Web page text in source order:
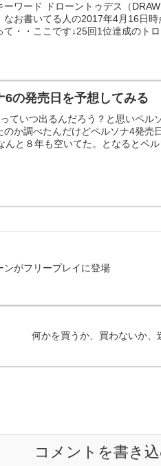
ーワード ドローントゥデス（
なお書いてる人の2017年4月16日
て・・ここです↓25回1位達成のトロ
6の発売日を予想してみる
ていつ出るんだろう？と思いペ
のか調べたんだけどペルソナ4発
んと８年も空いてた。となるとペル
ンがフリープレイに登場
何かを買うか、買わないか
コメントを書き